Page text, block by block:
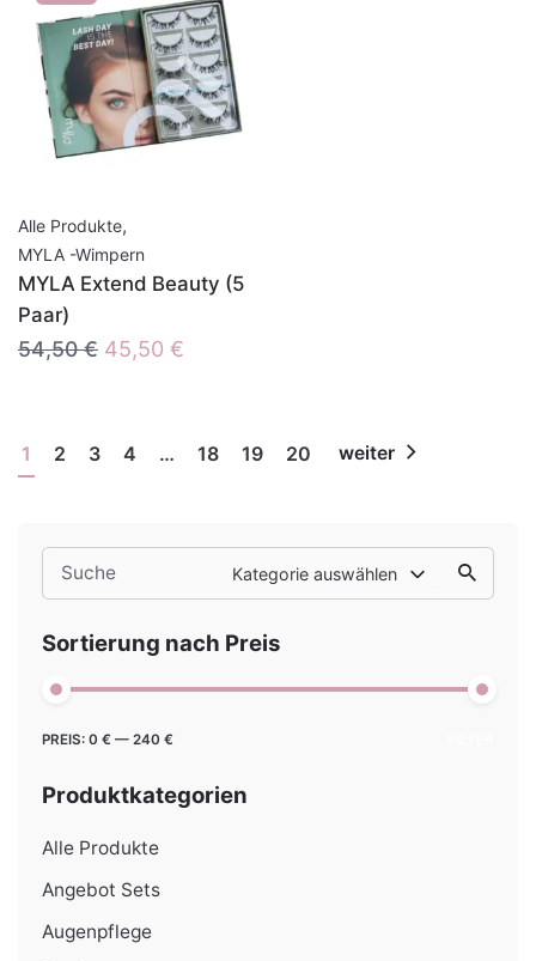
Search
for
Kategorie auswählen
Sortierung nach Preis
Min.
Max.
PREIS: 0 € — 240 €
Produktkategorien
Alle Produkte
Angebot Sets
Augenpflege
Alle Produkte,
MYLA -Wimpern
MYLA Extend Beauty (5
Paar)
54,50€ Ursprünglicher
54,50 €
45,50 €
45,50 €.
1 2 3 4 … 18 19 20 weiter